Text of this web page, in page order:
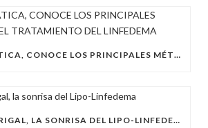
TERAPIA LINFÁTICA, CONOCE LOS PRINCIPALES MÉTODOS PARA EL TRATAMIENTO DEL LINFEDEMA
CHENCHA MADRIGAL, LA SONRISA DEL LIPO-LINFEDEMA